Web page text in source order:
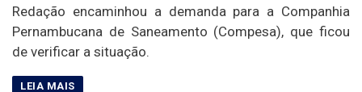
Redação encaminhou a demanda para a Companhia
Pernambucana de Saneamento (Compesa), que ficou
de verificar a situação.